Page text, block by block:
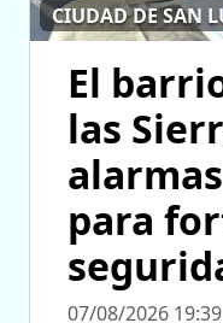
CIUDAD DE SAN
El
las
para
07/08/2026 19:39